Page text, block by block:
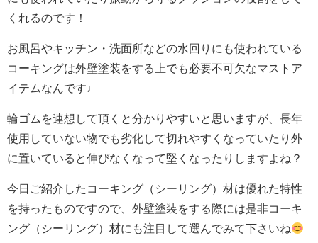
くれるのです！
お風呂やキッチン・洗面所などの水回りにも使われている
コーキングは外壁塗装をする上でも必要不可欠なマストア
イテムなんです♩
輪ゴムを連想して頂くと分かりやすいと思いますが、長年
使用していない物でも劣化して切れやすくなっていたり外
に置いていると伸びなくなって堅くなったりしますよね？
今日ご紹介したコーキング（シーリング）材は優れた特性
を持ったものですので、外壁塗装をする際には是非コーキ
ング（シーリング）材にも注目して選んでみて下さいね